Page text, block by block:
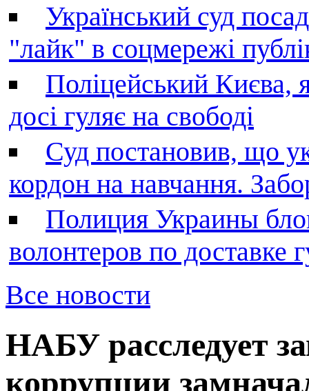
Український суд
"лайк" в соцмережі
Поліцейський Києва,
досі гуляє на свободі
Суд постановив, що
кордон на навчання.
Полиция Украины
волонтеров по
Все новости
НАБУ расследует
коррупции